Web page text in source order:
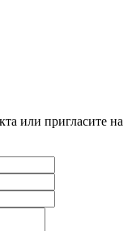
или пригласите на